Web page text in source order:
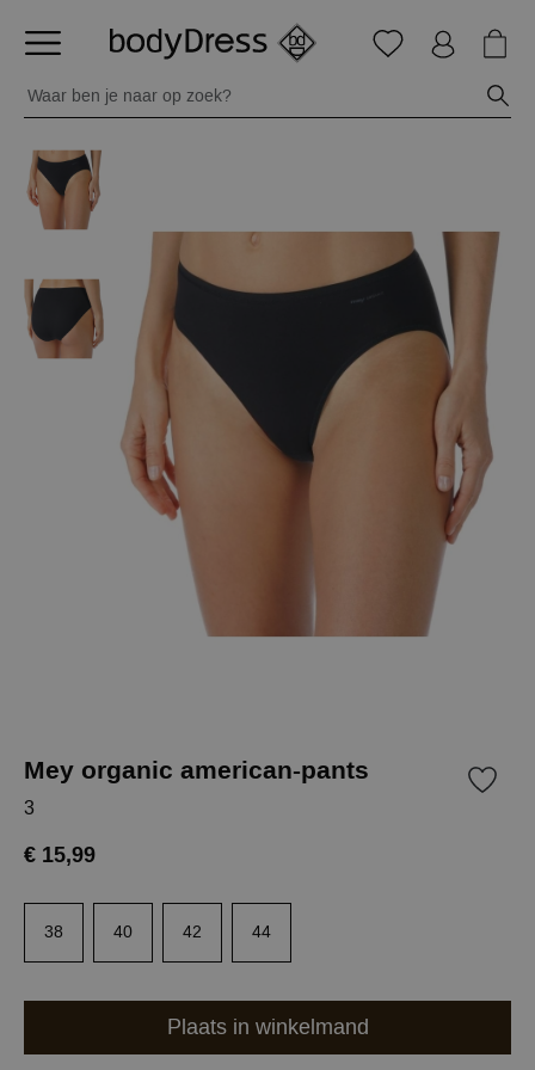
Mey organic american-pants
3
€ 15,99
38 40 42 44
Plaats in winkelmand